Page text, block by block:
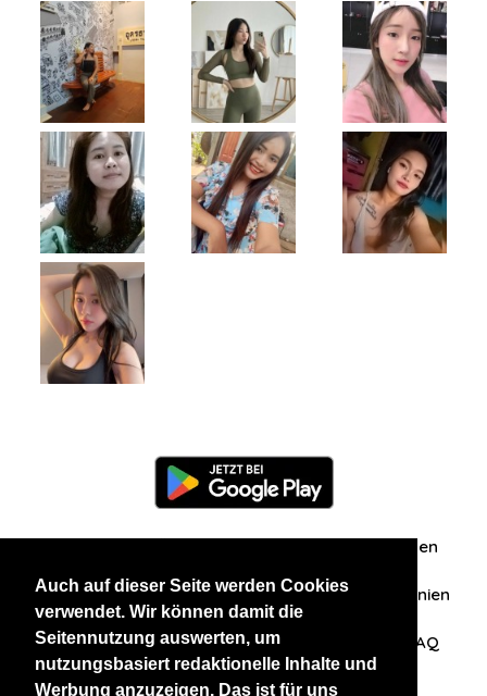
Auch auf dieser Seite werden Cookies
verwendet. Wir können damit die
Seitennutzung auswerten, um
nutzungsbasiert redaktionelle Inhalte und
Werbung anzuzeigen. Das ist für uns
Zuschriften/Erfahrungen
Datenschutzerklärung AGB Datenschutzrichtlinien
Nehmen Sie Kontakt mit uns auf FAQ